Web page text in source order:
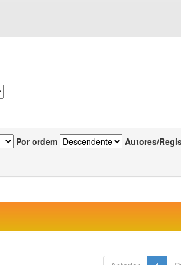
Por ordem Autores/